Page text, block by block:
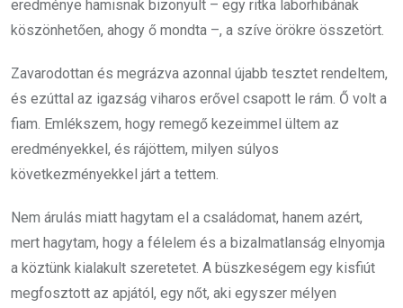
eredménye hamisnak bizonyult – egy ritka laborhibának
köszönhetően, ahogy ő mondta –, a szíve örökre összetört.
Zavarodottan és megrázva azonnal újabb tesztet rendeltem,
és ezúttal az igazság viharos erővel csapott le rám. Ő volt a
fiam. Emlékszem, hogy remegő kezeimmel ültem az
eredményekkel, és rájöttem, milyen súlyos
következményekkel járt a tettem.
Nem árulás miatt hagytam el a családomat, hanem azért,
mert hagytam, hogy a félelem és a bizalmatlanság elnyomja
a köztünk kialakult szeretetet. A büszkeségem egy kisfiút
megfosztott az apjától, egy nőt, aki egyszer mélyen